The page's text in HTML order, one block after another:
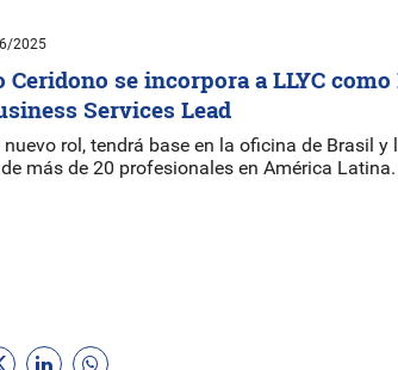
2025
Ceridono se incorpora a LLYC
Services Lead
nuevo rol, tendrá base en la oficina de Brasil y
más de 20 profesionales en América Latina.